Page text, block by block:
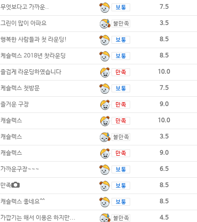
무엇보다고 가까운.. 7.5
그린이 많이 아파요 3.5
행복한 사람들과 첫 라운딩! 8.5
케슬렉스 2018년 찻라운딩 8.5
즐겁게 라운딩하였습니다 10.0
케슬렉스 첫방문 7.5
즐거운 구장 9.0
캐슬렉스 10.0
캐슬렉스 3.5
캐슬렉스 9.0
가까운구장~~~ 6.5
만족 8.5
캐슬렉스 좋네요^^ 8.5
가깝기는 해서 이용은 하지만... 4.5